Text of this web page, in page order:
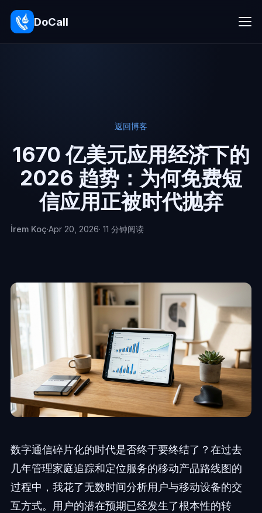
DoCall
返回博客
1670 亿美元应用经济下的
2026 趋势：为何免费短
信应用正被时代抛弃
İrem Koç·Apr 20, 2026· 11 分钟阅读
数字通信碎片化的时代是否终于要终结了？在过去
几年管理家庭追踪和定位服务的移动产品路线图的
过程中，我花了无数时间分析用户与移动设备的交
互方式。用户的潜在预期已经发生了根本性的转